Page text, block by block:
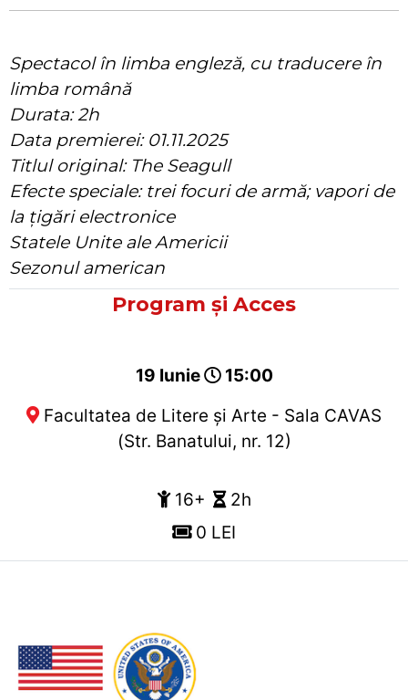
Spectacol în limba engleză, cu traducere în
limba română
Durata: 2h
Data premierei: 01.11.2025
Titlul original: The Seagull
Efecte speciale: trei focuri de armă; vapori de
la țigări electronice
Statele Unite ale Americii
Sezonul american
Program și Acces
19 Iunie
15:00
Facultatea de Litere și Arte - Sala CAVAS
(Str. Banatului, nr. 12)
16+
2h
0 LEI